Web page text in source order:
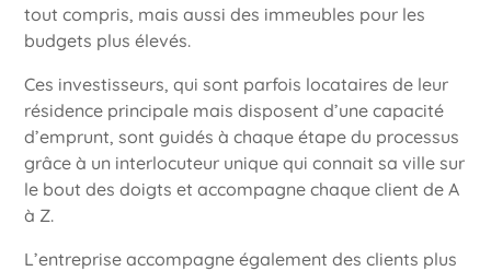
tout compris, mais aussi des immeubles pour les
budgets plus élevés.
Ces investisseurs, qui sont parfois locataires de leur
résidence principale mais disposent d’une capacité
d’emprunt, sont guidés à chaque étape du processus
grâce à un interlocuteur unique qui connait sa ville sur
le bout des doigts et accompagne chaque client de A
à Z.
L’entreprise accompagne également des clients plus